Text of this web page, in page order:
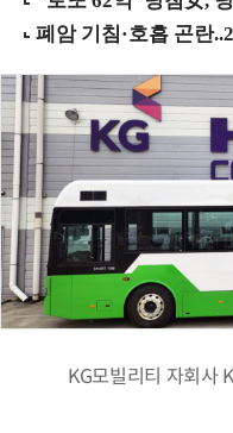
KG모빌리티 자회사